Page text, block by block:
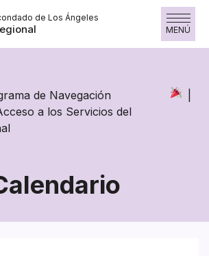
de Los Ángeles
MENÚ
de Navegación
a los Servicios del